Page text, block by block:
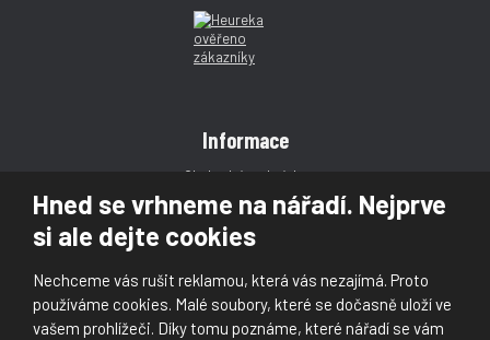
Hned se vrhneme na nářadí. Nejprve
si ale dejte cookies
Nechceme vás rušit reklamou, která vás nezajímá. Proto
používáme cookies. Malé soubory, které se dočasně uloží ve
vašem prohlížeči. Díky tomu poznáme, které nářadí se vám
Informace
Obchodní podmínky
Reklamace
Magazín
Kontakt